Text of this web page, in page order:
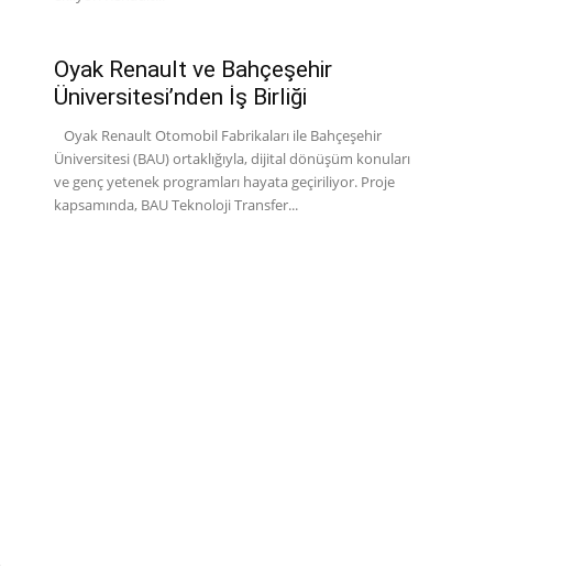
Oyak Renault ve Bahçeşehir
Üniversitesi’nden İş Birliği
Oyak Renault Otomobil Fabrikaları ile Bahçeşehir
Üniversitesi (BAU) ortaklığıyla, dijital dönüşüm konuları
ve genç yetenek programları hayata geçiriliyor. Proje
kapsamında, BAU Teknoloji Transfer...